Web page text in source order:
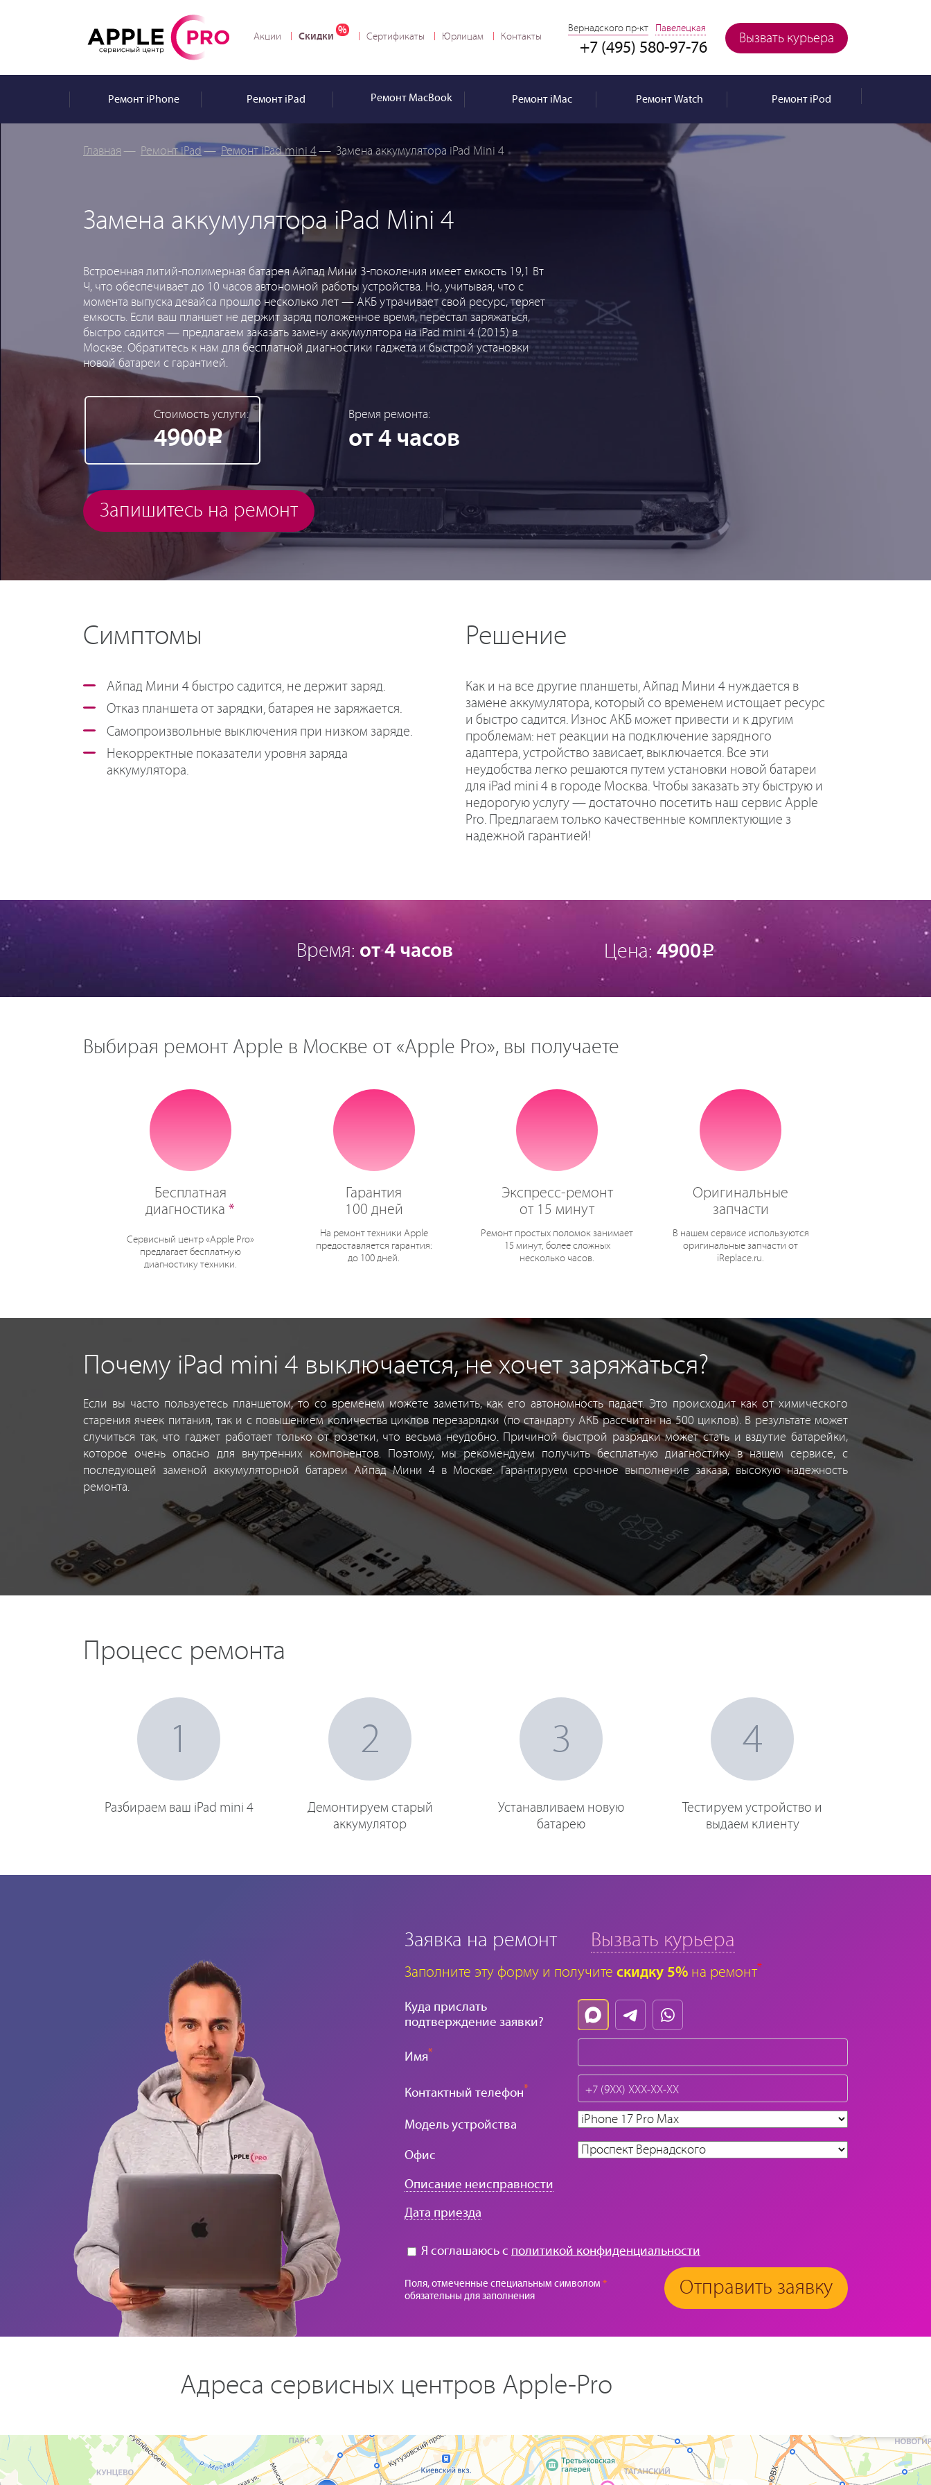
Вызвать курьера
Вернадского пр-кт Павелецкая
+7 (495) 580-97-76
Акции Скидки Сертификаты Юрлицам Контакты
РемонтiPhone РемонтiPad Ремонт MacBook РемонтiMac РемонтWatch РемонтiPod
Главная — Ремонт iPad — Ремонт iPad mini 4— Замена аккумулятора iPad Mini 4
Замена аккумулятора iPad Mini 4
Встроенная литий-полимерная батарея Айпад Мини 3-поколения имеет емкость 19,1 Вт
Ч, что обеспечивает до 10 часов автономной работы устройства. Но, учитывая, что с
момента выпуска девайса прошло несколько лет — АКБ утрачивает свой ресурс, теряет
емкость. Если ваш планшет не держит заряд положенное время, перестал заряжаться,
быстро садится — предлагаем заказать замену аккумулятора на iPad mini 4 (2015) в
Москве. Обратитесь к нам для бесплатной диагностики гаджета и быстрой установки
новой батареи с гарантией.
Стоимость услуги:
4900Р
Время ремонта:
от 4 часов
Запишитесь на ремонт
Симптомы
Айпад Мини 4 быстро садится, не держит заряд.
Отказ планшета от зарядки, батарея не заряжается.
Самопроизвольные выключения при низком заряде.
Некорректные показатели уровня заряда
аккумулятора.
Решение
Как и на все другие планшеты, Айпад Мини 4 нуждается в
замене аккумулятора, который со временем истощает ресурс
и быстро садится. Износ АКБ может привести и к другим
проблемам: нет реакции на подключение зарядного
адаптера, устройство зависает, выключается. Все эти
неудобства легко решаются путем установки новой батареи
для iPad mini 4 в городе Москва. Чтобы заказать эту быструю и
недорогую услугу — достаточно посетить наш сервис Apple
Pro. Предлагаем только качественные комплектующие з
надежной гарантией!
Время: от 4 часов Цена: 4900Р
Выбирая ремонт Apple в Москве от «Apple Pro», вы получаете
Бесплатная
диагностика*
Сервисный центр «Apple Pro»
предлагает бесплатную
диагностику техники.
Гарантия
100 дней
На ремонт техники Apple
предоставляется гарантия:
до 100 дней.
Экспресс-ремонт
от 15 минут
Ремонт простых поломок занимает
15 минут, более сложных
несколько часов.
Оригинальные
запчасти
В нашем сервисе используются
оригинальные запчасти от
iReplace.ru.
Почему iPad mini 4 выключается, не хочет заряжаться?
Если вы часто пользуетесь планшетом, то со временем можете заметить, как его автономность падает. Это происходит как от химического
старения ячеек питания, так и с повышением количества циклов перезарядки (по стандарту АКБ рассчитан на 500 циклов). В результате может
случиться так, что гаджет работает только от розетки, что весьма неудобно. Причиной быстрой разрядки может стать и вздутие батарейки,
которое очень опасно для внутренних компонентов. Поэтому, мы рекомендуем получить бесплатную диагностику в нашем сервисе, с
последующей заменой аккумуляторной батареи Айпад Мини 4 в Москве. Гарантируем срочное выполнение заказа, высокую надежность
ремонта.
Процесс ремонта
1
Разбираем ваш iPad mini 4
2
Демонтируем старый
аккумулятор
3
Устанавливаем новую
батарею
4
Тестируем устройство и
выдаем клиенту
Заявка на ремонт Вызвать курьера
Заполните эту форму и получите скидку 5% на ремонт*
Куда прислать
подтверждение заявки?
Имя*
Контактный телефон*
Модель устройства
Офис
Описание неисправности
Дата приезда
Я соглашаюсь с политикой конфиденциальности
Поля, отмеченные специальным символом *
обязательны для заполнения
Отправить заявку
Адреса сервисных центров Apple-Pro